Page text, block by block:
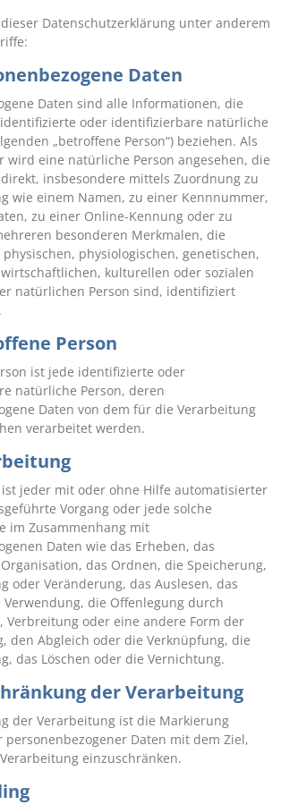
Datenschutzerklärung unter anderem
Daten
Daten sind alle Informationen, die
oder identifizierbare natürliche
„betroffene Person“) beziehen. Als
wird eine natürliche Person angesehen, die
insbesondere mittels Zuordnung zu
wie einem Namen, zu einer Kennnummer,
zu einer Online-Kennung oder zu
besonderen Merkmalen, die
physiologischen, genetischen,
kulturellen oder sozialen
natürlichen Person sind, identifiziert
Person
ist jede identifizierte oder
natürliche Person, deren
Daten von dem für die Verarbeitung
verarbeitet werden.
jeder mit oder ohne Hilfe automatisierter
Vorgang oder jede solche
im Zusammenhang mit
Daten wie das Erheben, das
das Ordnen, die Speicherung,
oder Veränderung, das Auslesen, das
die Offenlegung durch
Verbreitung oder eine andere Form der
den Abgleich oder die Verknüpfung, die
das Löschen oder die Vernichtung.
der Verarbeitung
der Verarbeitung ist die Markierung
personenbezogener Daten mit dem Ziel,
einzuschränken.